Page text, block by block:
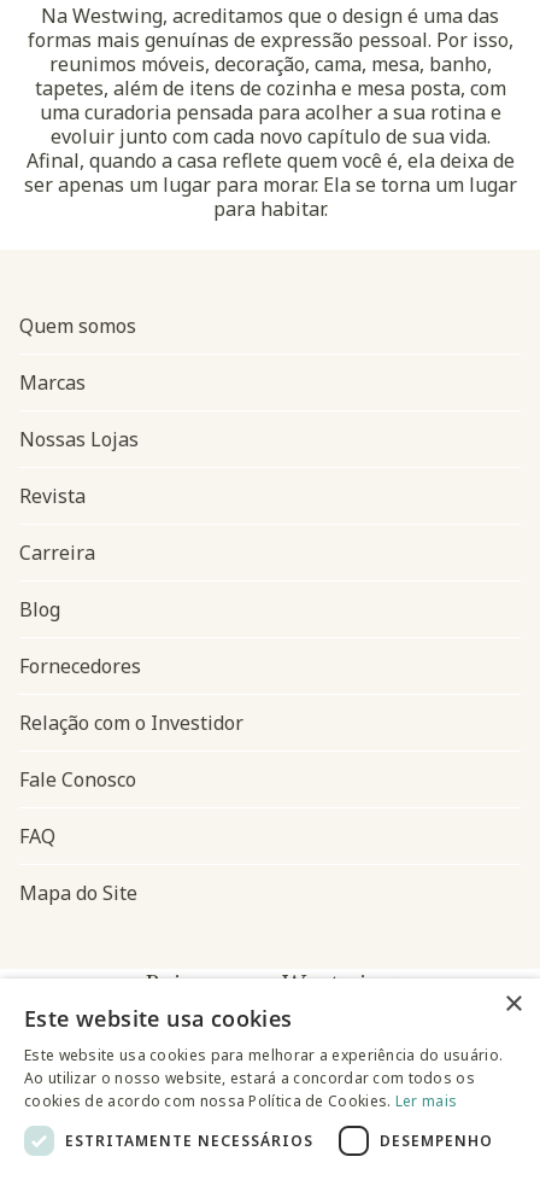
Na Westwing, acreditamos que o design é uma das
formas mais genuínas de expressão pessoal. Por isso,
reunimos móveis, decoração, cama, mesa, banho,
tapetes, além de itens de cozinha e mesa posta, com
uma curadoria pensada para acolher a sua rotina e
evoluir junto com cada novo capítulo de sua vida.
Afinal, quando a casa reflete quem você é, ela deixa de
ser apenas um lugar para morar. Ela se torna um lugar
para habitar.
Navegação do rodapé
Quem somos
Marcas
Nossas Lojas
Revista
Carreira
Blog
Fornecedores
Relação com o Investidor
Fale Conosco
FAQ
Mapa do Site
Baixe o app Westwing
×
Este website usa cookies
Este website usa cookies para melhorar a experiência do usuário.
Ao utilizar o nosso website, estará a concordar com todos os
cookies de acordo com nossa Política de Cookies. Ler mais
ESTRITAMENTE NECESSÁRIOS
DESEMPENHO